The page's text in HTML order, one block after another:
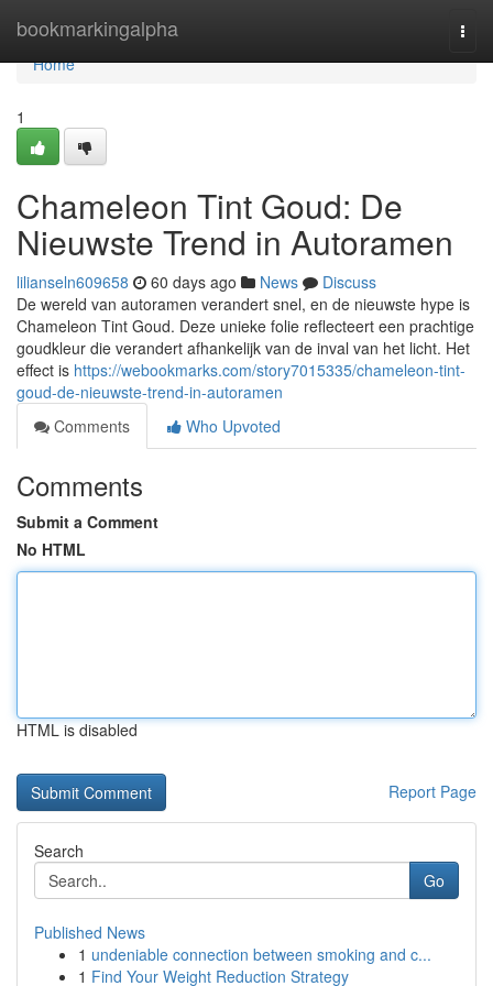
bookmarkingalpha
Home
Home
1
Chameleon Tint Goud: De
Nieuwste Trend in Autoramen
lilianseln609658 60 days ago News
Discuss
De wereld van autoramen verandert snel, en de nieuwste hype is
Chameleon Tint Goud. Deze unieke folie reflecteert een prachtige
goudkleur die verandert afhankelijk van de inval van het licht. Het
effect is https://webookmarks.com/story7015335/chameleon-tint-
goud-de-nieuwste-trend-in-autoramen
Comments
Who Upvoted
Comments
Submit a Comment
No HTML
HTML is disabled
Report Page
Search
Go
Published News
1 undeniable connection between smoking and c...
1 Find Your Weight Reduction Strategy